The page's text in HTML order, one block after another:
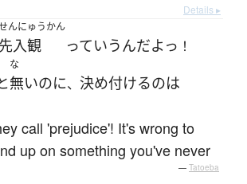
Details ▸
んにゅうかん
先入観 っていうんだよっ ！
な
無いのに、 決め付けるのは
call 'prejudice'! It's wrong to
up on something you've never
— Tatoeba